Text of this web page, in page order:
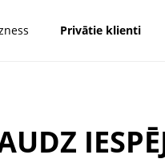
Privātie klienti